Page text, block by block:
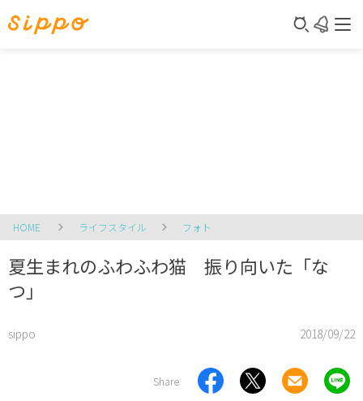
HOME ライフスタイル フォト
夏生まれのふわふわ猫 振り向いた「な
つ」
sippo 2018/09/22
Share